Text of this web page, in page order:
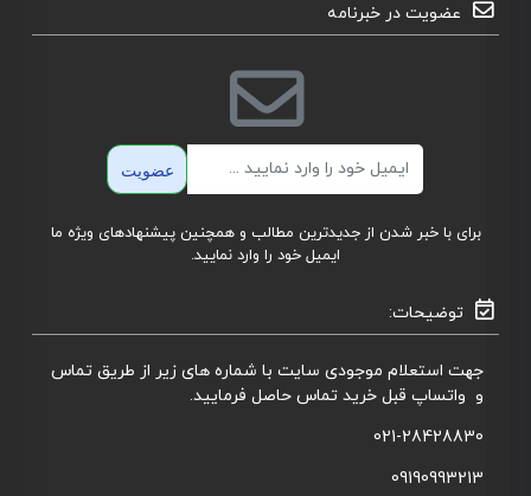
عضویت در خبرنامه
عضویت
برای با خبر شدن از جدیدترین مطالب و همچنین پیشنهادهای ویژه ما
ایمیل خود را وارد نمایید.
توضیحات:
جهت استعلام موجودی سایت با شماره های زیر از طریق تماس
و واتساپ قبل خرید تماس حاصل فرمایید.
021-28428830
09190993213